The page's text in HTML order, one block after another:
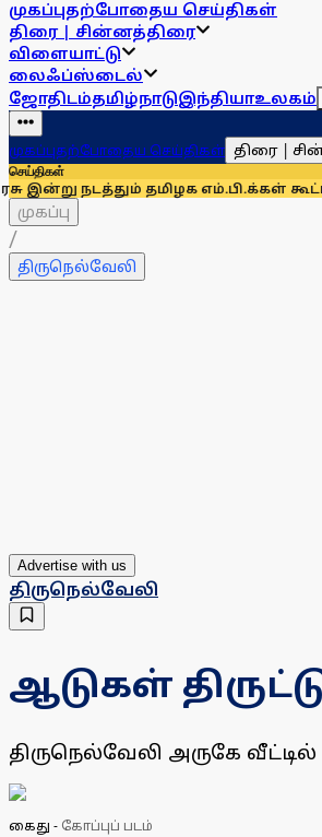
முகப்புதற்போதைய செய்திகள்
திரை | சின்னத்திரை
விளையாட்டு
லைஃப்ஸ்டைல்
ஜோதிடம்தமிழ்நாடுஇந்தியாஉலகம்
முகப்புதற்போதைய செய்திகள் திரை |
செய்திகள்
தமிழக எம்.பி.க்கள் கூட்டத்தில்
முகப்பு
/
திருநெல்வேலி
Advertise with us
திருநெல்வேலி
ஆடுகள்
திருநெல்வேலி அருகே
கைது - கோப்புப் படம்